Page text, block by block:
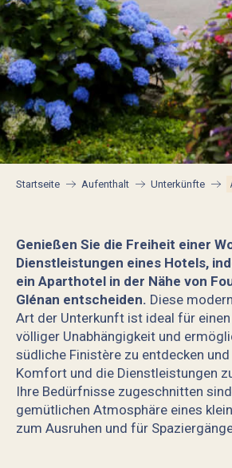
Startseite Aufenthalt Unterkünfte
Genießen Sie die Freiheit einer
Dienstleistungen eines Hotels,
ein Aparthotel in der Nähe von
Glénan entscheiden. Diese
Art der Unterkunft ist ideal für
völliger Unabhängigkeit und
südliche Finistère zu entdecken
Komfort und die Dienstleistungen
Ihre Bedürfnisse zugeschnitten
gemütlichen Atmosphäre eines
zum Ausruhen und für